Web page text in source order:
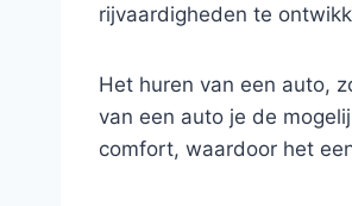
rijvaardigheden te
Het huren van een auto,
van een auto je de
comfort, waardoor het